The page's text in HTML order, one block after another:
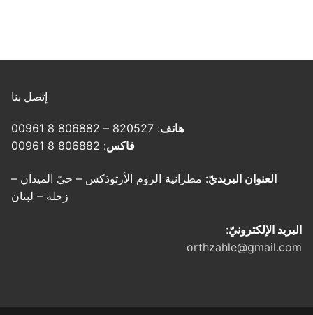
إتصل بنا
هاتف: 820527 – 806882 8 00961
فاكس: 806882 8 00961
العنوان البريديّ: مطرانية الروم الأرثوذكس – حيّ الميدان –
زحلة – لبنان
البريد الإلكترونيّ:
orthzahle@gmail.com